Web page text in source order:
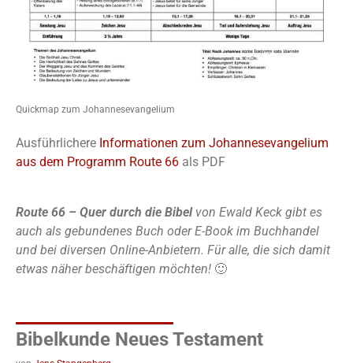
Quickmap zum Johannesevangelium
Ausführlichere Informationen zum Johannesevangelium
aus dem Programm Route 66 als PDF
Route 66 – Quer durch die Bibel von Ewald Keck gibt es
auch als gebundenes Buch oder E-Book im Buchhandel
und bei diversen Online-Anbietern. Für alle, die sich damit
etwas näher beschäftigen möchten! 🙂
Bibelkunde Neues Testament